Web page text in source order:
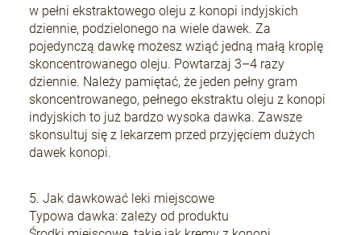
w pełni ekstraktowego oleju z konopi indyjskich
dziennie, podzielonego na wiele dawek. Za
pojedynczą dawkę możesz wziąć jedną małą kroplę
skoncentrowanego oleju. Powtarzaj 3–4 razy
dziennie. Należy pamiętać, że jeden pełny gram
skoncentrowanego, pełnego ekstraktu oleju z konopi
indyjskich to już bardzo wysoka dawka. Zawsze
skonsultuj się z lekarzem przed przyjęciem dużych
dawek konopi.
5. Jak dawkować leki miejscowe
Typowa dawka: zależy od produktu